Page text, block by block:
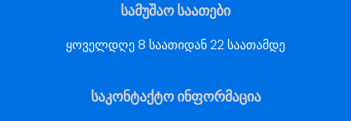
სამუშაო საათები
ყოველდღე 8 საათიდან 22 საათამდე
საკონტაქტო ინფორმაცია